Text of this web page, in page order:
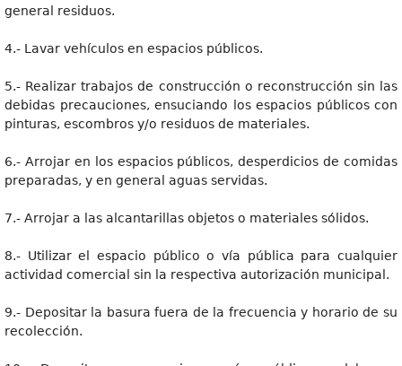
general residuos.
4.- Lavar vehículos en espacios públicos.
5.- Realizar trabajos de construcción o reconstrucción sin las
debidas precauciones, ensuciando los espacios públicos con
pinturas, escombros y/o residuos de materiales.
6.- Arrojar en los espacios públicos, desperdicios de comidas
preparadas, y en general aguas servidas.
7.- Arrojar a las alcantarillas objetos o materiales sólidos.
8.- Utilizar el espacio público o vía pública para cualquier
actividad comercial sin la respectiva autorización municipal.
9.- Depositar la basura fuera de la frecuencia y horario de su
recolección.